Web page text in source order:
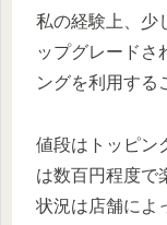
私の経験上、少
ップグレードさ
ングを利用する
値段はトッピン
は数百円程度で
状況は店舗によ